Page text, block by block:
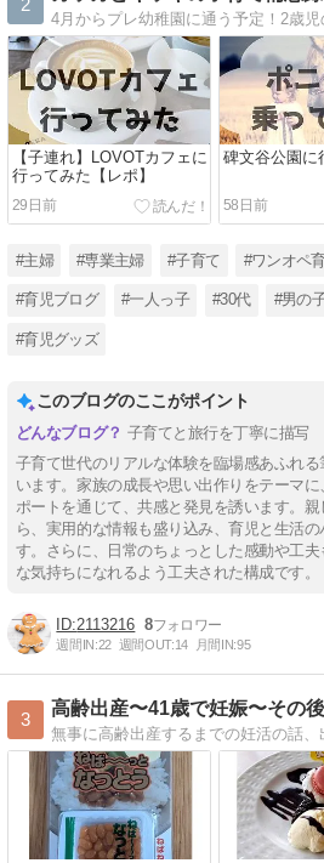
2
【子連れ】LOVOTカフェに
行ってみた【レポ】
29日前
碑文谷公園に
58日前
#主婦 #専業主婦 #子育て #ワンオペ
#育児ブログ #一人っ子 #30代 #男の
#育児グッズ
このブログのここがポイント
子育てと旅行を丁寧に描写
子育て世代のリアルな体験を臨場感あふれ
います。家族の成長や思い出作りをテーマ
ポートを通じて、共感と発見を誘います。
ら、実用的な情報も盛り込み、育児と生活
す。さらに、日常のちょっとした感動や工
な気持ちになれるよう工夫された構成です。
2113216 8
週間IN:22 週間OUT:14 月間IN:95
3
高齢出産〜41歳で妊娠〜その後